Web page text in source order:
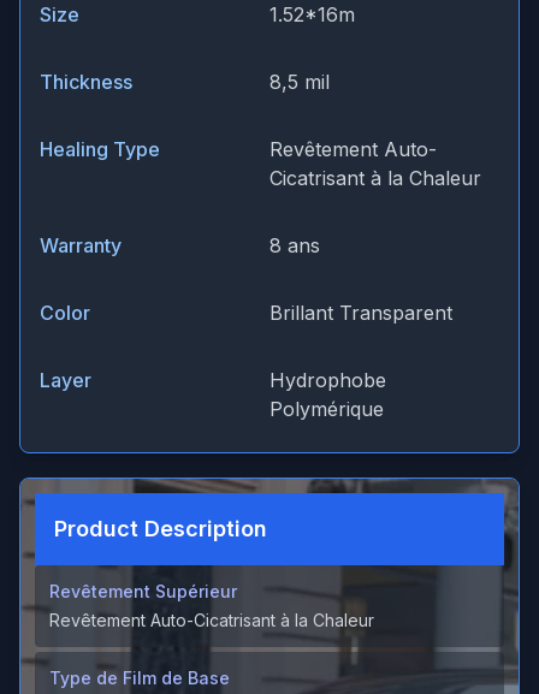
Size 1.52*16m
Thickness 8,5 mil
Healing Type
Revêtement Auto-
Cicatrisant à la Chaleur
Warranty 8 ans
Color Brillant Transparent
Layer
Hydrophobe
Polymérique
Product Description
Revêtement Supérieur
Revêtement Auto-Cicatrisant à la Chaleur
Type de Film de Base